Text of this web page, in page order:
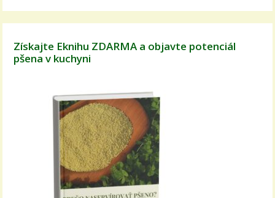
Získajte Eknihu ZDARMA a objavte potenciál
pšena v kuchyni